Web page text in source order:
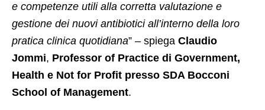
e competenze utili alla corretta valutazione e
gestione dei nuovi antibiotici all’interno della loro
pratica clinica quotidiana” – spiega Claudio
Jommi, Professor of Practice di Government,
Health e Not for Profit presso SDA Bocconi
School of Management.